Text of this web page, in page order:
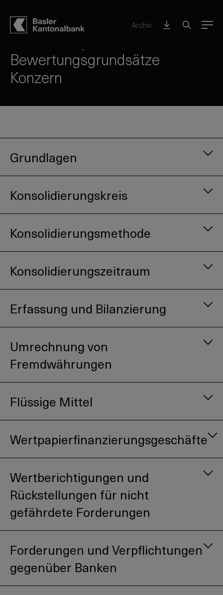
Archiv Menu
Konzern BKB – auf einen Blick
Bilanzierungs- und
Bewertungsgrundsätze
Konzern
Grundlagen
Konsolidierungskreis
Konsolidierungsmethode
Konsolidierungszeitraum
Erfassung und Bilanzierung
Umrechnung von
Fremdwährungen
Flüssige Mittel
Wertpapierfinanzierungsgeschäfte
Wertberichtigungen und
Rückstellungen für nicht
gefährdete Forderungen
Forderungen und Verpflichtungen
gegenüber Banken